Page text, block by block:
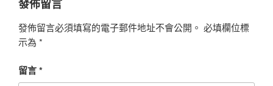
發佈留言
發佈留言必須填寫的電子郵件地址不會公開。 必填欄位標
示為 *
留言*